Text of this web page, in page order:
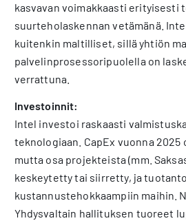
kasvavan voimakkaasti erityisesti
suurteholaskennan vetämänä.
kuitenkin maltilliset, sillä yhtiön
palvelinprosessoripuolella on
verrattuna.
Investoinnit:
Intel investoi raskaasti
teknologiaan. CapEx vuonna 2025
mutta osa projekteista (mm.
keskeytetty tai siirretty, ja
kustannustehokkaampiin maihin.
Yhdysvaltain hallituksen tuoreet